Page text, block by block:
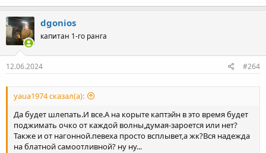
dgonios
капитан 1-го ранга
12.06.2024 #264
yaua1974 сказал(а):
Да будет шлепать.И все.А на корыте каптэйн в это время будет
поджимать очко от каждой волны,думая-зароется или нет?
Также и от нагонной.певеха просто всплывет,а жк?Вся надежда
на блатной самоотливной? ну ну...